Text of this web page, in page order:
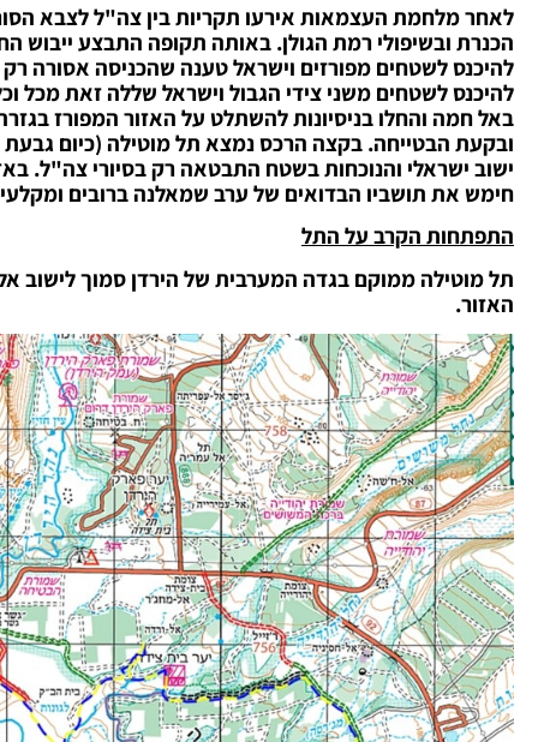
לאחר מלחמת העצמאות אירעו תקריות בין צה"ל לצבא
הכנרת ובשיפולי רמת הגולן. באותה תקופה התבצע ייבוש
להיכנס לשטחים מפורזים וישראל טענה שהכניסה אסורה
באל חמה והחלו בניסיונות להשתלט על האזור המפורז
ובקעת הבטייחה. בקצה הרכס נמצא תל מוטילה (כיום
ישוב ישראלי והנוכחות בשטח התבטאה רק בסיורי צה"ל.
חימש את תושביו הבדואים של ערב שמאלנה ברובים
התפתחות הקרב על התל
תל מוטילה ממוקם בגדה המערבית של הירדן סמוך לישוב
האזור.